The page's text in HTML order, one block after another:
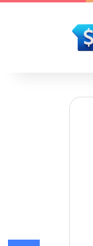
Facebook